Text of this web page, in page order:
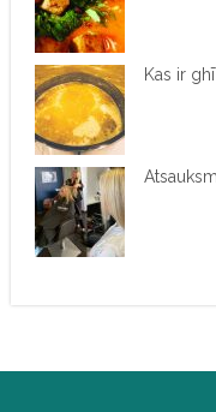
Kas ir